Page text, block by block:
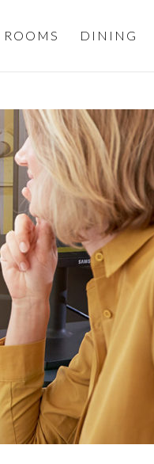
ROOMS DINING